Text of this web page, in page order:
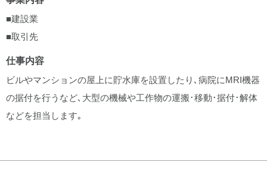
■建設業
■取引先
仕事内容
ビルやマンションの屋上に貯水庫を設置したり､病院にMRI機器
の据付を行うなど､大型の機械や工作物の運搬･移動･据付･解体
などを担当します｡